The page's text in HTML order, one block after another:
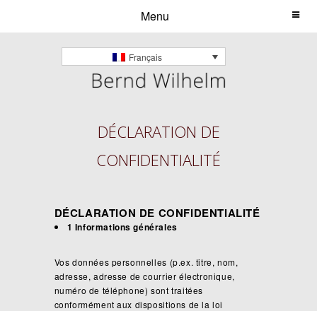
Menu
Français
DÉCLARATION DE
CONFIDENTIALITÉ
DÉCLARATION DE CONFIDENTIALITÉ
1 Informations générales
Vos données personnelles (p.ex. titre, nom,
adresse, adresse de courrier électronique,
numéro de téléphone) sont traitées
conformément aux dispositions de la loi